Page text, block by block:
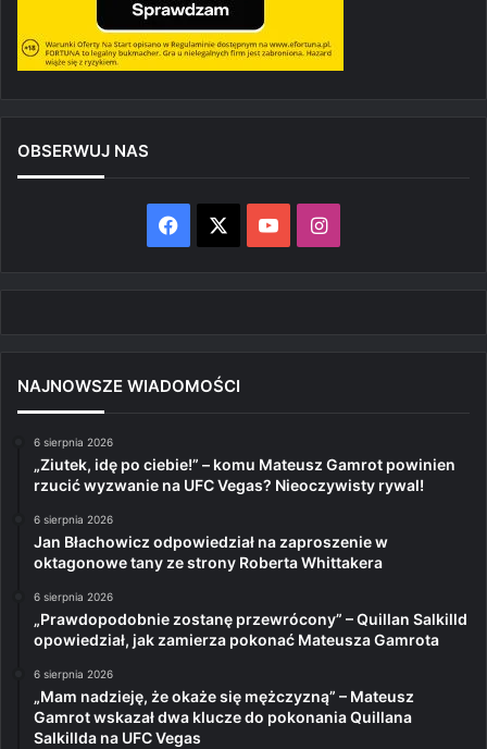
OBSERWUJ NAS
Facebook YouTubeInstagram
NAJNOWSZE WIADOMOŚCI
6 sierpnia 2026
„Ziutek, idę po ciebie!” – komu Mateusz Gamrot powinien
rzucić wyzwanie na UFC Vegas? Nieoczywisty rywal!
6 sierpnia 2026
Jan Błachowicz odpowiedział na zaproszenie w
oktagonowe tany ze strony Roberta Whittakera
6 sierpnia 2026
„Prawdopodobnie zostanę przewrócony” – Quillan Salkilld
opowiedział, jak zamierza pokonać Mateusza Gamrota
6 sierpnia 2026
„Mam nadzieję, że okaże się mężczyzną” – Mateusz
Gamrot wskazał dwa klucze do pokonania Quillana
Salkillda na UFC Vegas